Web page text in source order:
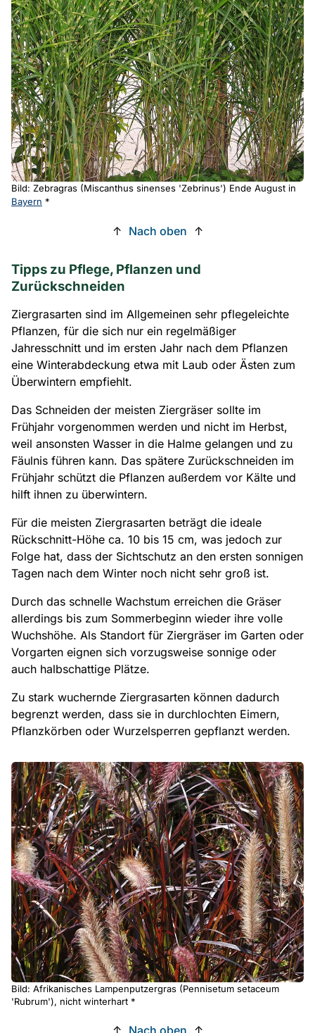
Bild: Zebragras (Miscanthus sinenses 'Zebrinus') Ende August in
Bayern *
↑ Nach oben ↑
Tipps zu Pflege, Pflanzen und
Zurückschneiden
Ziergrasarten sind im Allgemeinen sehr pflegeleichte
Pflanzen, für die sich nur ein regelmäßiger
Jahresschnitt und im ersten Jahr nach dem Pflanzen
eine Winterabdeckung etwa mit Laub oder Ästen zum
Überwintern empfiehlt.
Das Schneiden der meisten Ziergräser sollte im
Frühjahr vorgenommen werden und nicht im Herbst,
weil ansonsten Wasser in die Halme gelangen und zu
Fäulnis führen kann. Das spätere Zurückschneiden im
Frühjahr schützt die Pflanzen außerdem vor Kälte und
hilft ihnen zu überwintern.
Für die meisten Ziergrasarten beträgt die ideale
Rückschnitt-Höhe ca. 10 bis 15 cm, was jedoch zur
Folge hat, dass der Sichtschutz an den ersten sonnigen
Tagen nach dem Winter noch nicht sehr groß ist.
Durch das schnelle Wachstum erreichen die Gräser
allerdings bis zum Sommerbeginn wieder ihre volle
Wuchshöhe. Als Standort für Ziergräser im Garten oder
Vorgarten eignen sich vorzugsweise sonnige oder
auch halbschattige Plätze.
Zu stark wuchernde Ziergrasarten können dadurch
begrenzt werden, dass sie in durchlochten Eimern,
Pflanzkörben oder Wurzelsperren gepflanzt werden.
Bild: Afrikanisches Lampenputzergras (Pennisetum setaceum
'Rubrum'), nicht winterhart *
↑ Nach oben ↑